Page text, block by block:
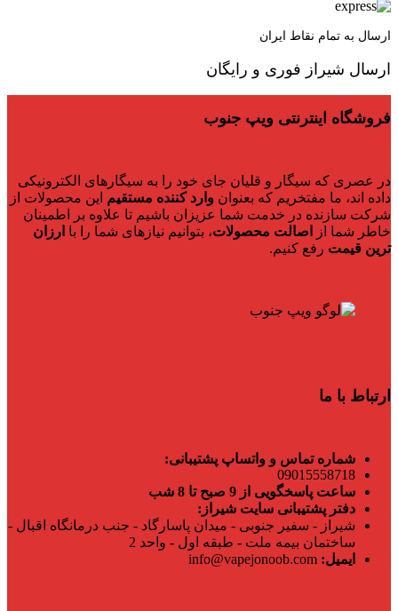
ارسال به تمام نقاط ایران
ارسال شیراز فوری و رایگان
فروشگاه اینترنتی ویپ جنوب
در عصری که سیگار و قلیان جای خود را به سیگارهای الکترونیکی
داده اند، ما مفتخریم که بعنوان وارد کننده مستقیم این محصولات از
شرکت سازنده در خدمت شما عزیزان باشیم تا علاوه بر اطمینان
خاطر شما از
اصالت محصولات، بتوانیم نیازهای شما را با ارزان
ترین قیمت رفع کنیم.
ارتباط با ما
شماره تماس و واتساپ پشتیبانی:
09015558718
ساعت پاسخگویی از 9 صبح تا 8 شب
دفتر پشتیبانی سایت شیراز:
شیراز - سفیر جنوبی - میدان پاسارگاد - جنب درمانگاه اقبال -
ساختمان بیمه ملت - طبقه اول - واحد 2
ایمیل: